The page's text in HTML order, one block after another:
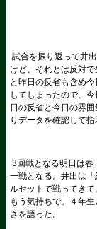
試合を振り返って井
けど、それとは反対
と昨日の反省も含め
してしまったので、
日の反省と今日の雰
りデータを確認して
3回戦となる明日は春
一戦となる。井出は
ルセットで戦ってき
もう気持ちで。４年
さを語った。